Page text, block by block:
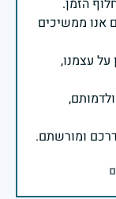
אנו ממשיכים
עצמנו,
ומורשתם.